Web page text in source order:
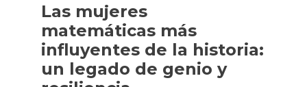
Las mujeres
matemáticas más
influyentes de la historia:
un legado de genio y